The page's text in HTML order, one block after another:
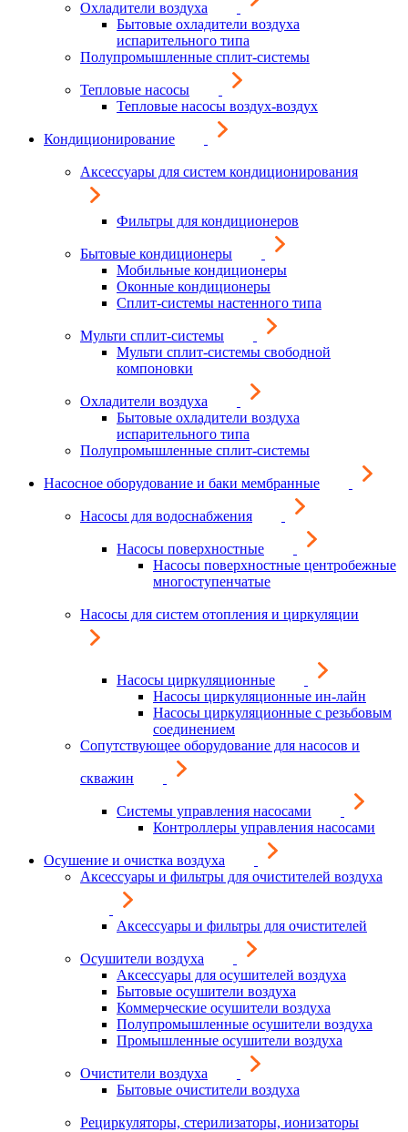
Охладители воздуха
Бытовые охладители воздуха
испарительного типа
Полупромышленные сплит-системы
Тепловые насосы
Тепловые насосы воздух-воздух
Кондиционирование
Аксессуары для систем кондиционирования
Фильтры для кондиционеров
Бытовые кондиционеры
Мобильные кондиционеры
Оконные кондиционеры
Сплит-системы настенного типа
Мульти сплит-системы
Мульти сплит-системы свободной
компоновки
Охладители воздуха
Бытовые охладители воздуха
испарительного типа
Полупромышленные сплит-системы
Насосное оборудование и баки мембранные
Насосы для водоснабжения
Насосы поверхностные
Насосы поверхностные центробежные
многоступенчатые
Насосы для систем отопления и циркуляции
Насосы циркуляционные
Насосы циркуляционные ин-лайн
Насосы циркуляционные с резьбовым
соединением
Сопутствующее оборудование для насосов и
скважин
Системы управления насосами
Контроллеры управления насосами
Осушение и очистка воздуха
Аксессуары и фильтры для очистителей воздуха
Аксессуары и фильтры для очистителей
Осушители воздуха
Аксессуары для осушителей воздуха
Бытовые осушители воздуха
Коммерческие осушители воздуха
Полупромышленные осушители воздуха
Промышленные осушители воздуха
Очистители воздуха
Бытовые очистители воздуха
Рециркуляторы, стерилизаторы, ионизаторы